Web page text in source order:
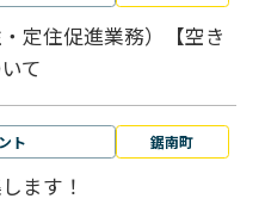
定住促進業務）【空き
て
ト 鋸南町
ます！